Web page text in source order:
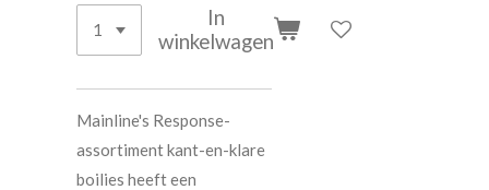
In
winkelwagen
Mainline's Response-
assortiment kant-en-klare
boilies heeft een